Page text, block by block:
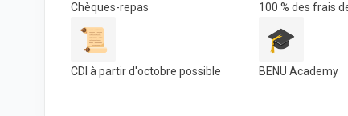
Chèques-repas 100 % des frais
📜
CDI à partir d'octobre possible
🎓
BENU Academy